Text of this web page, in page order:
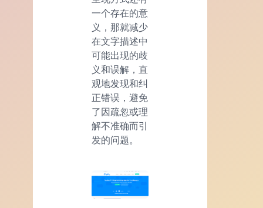
一个存在的意
义，那就减少
在文字描述中
可能出现的歧
义和误解，直
观地发现和纠
正错误，避免
了因疏忽或理
解不准确而引
发的问题。